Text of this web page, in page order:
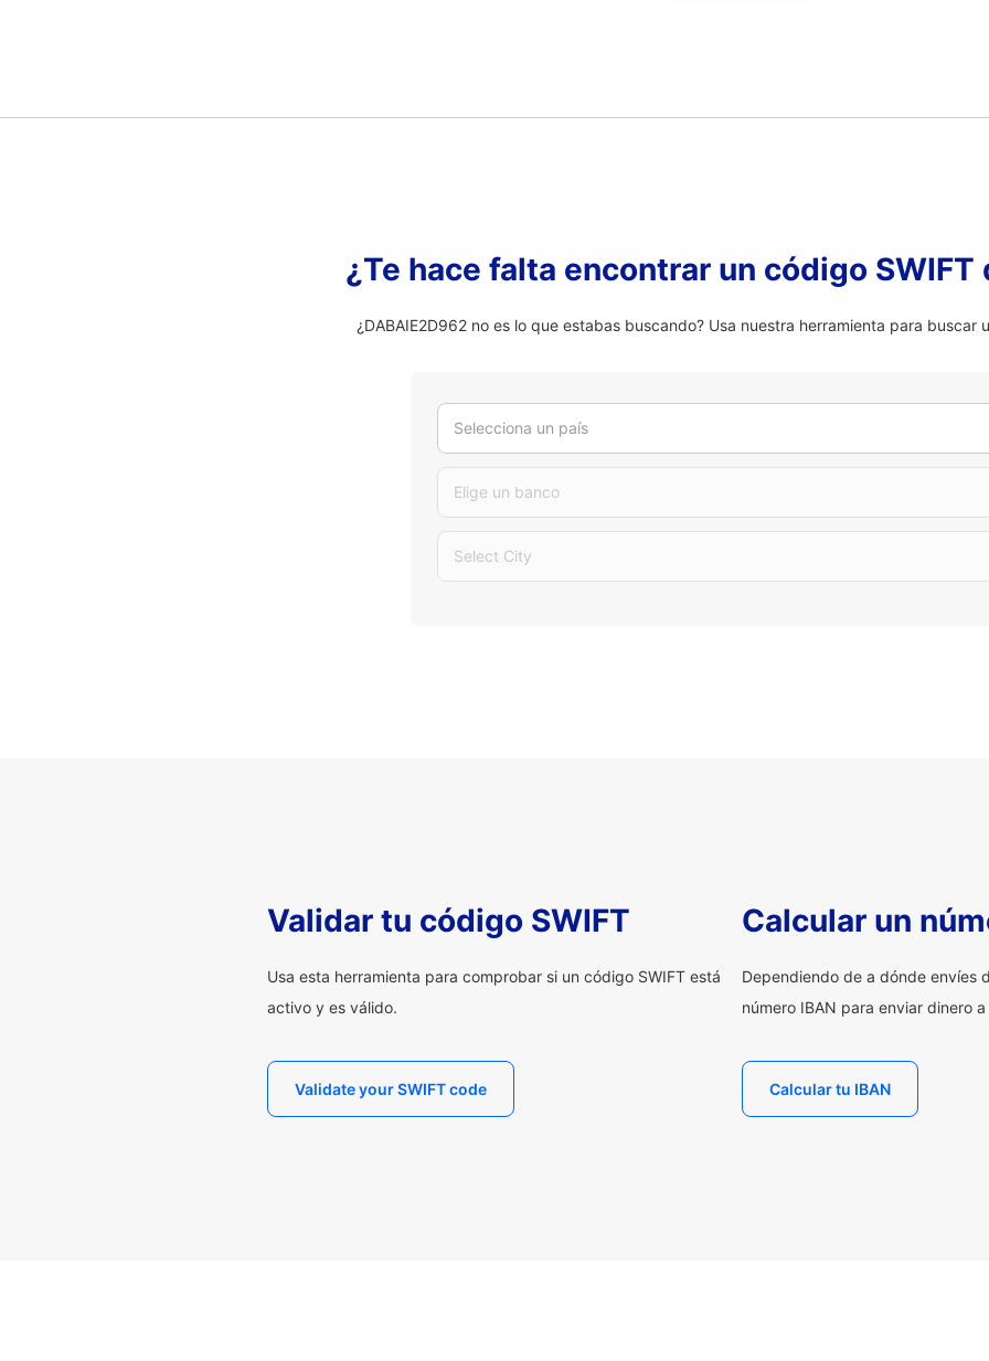
¿Te hace falta encontrar un código SWIFT
¿DABAIE2D962 no es lo que estabas buscando? Usa nuestra herramienta para buscar
Selecciona un país
Elige un banco
Select City
Validar tu código SWIFT
Usa esta herramienta para comprobar si un código SWIFT está
activo y es válido.
Validate your SWIFT code
Calcular un
Dependiendo de a dónde envíes
número IBAN para enviar dinero
Calcular tu IBAN